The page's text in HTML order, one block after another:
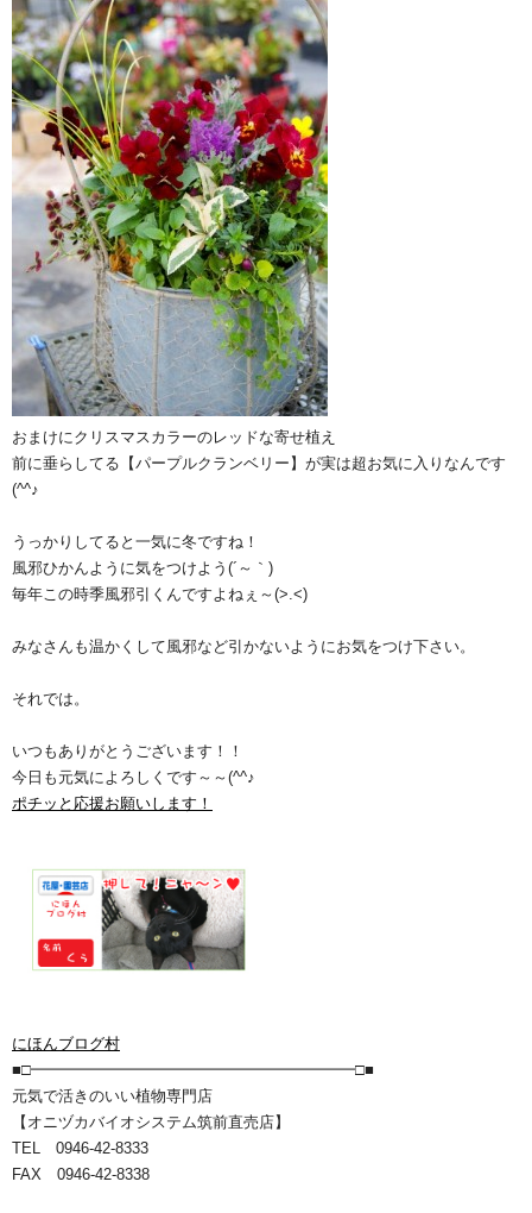
おまけにクリスマスカラーのレッドな寄せ植え
前に垂らしてる【パープルクランベリー】が実は超お気に入りなんです
(^^♪
うっかりしてると一気に冬ですね！
風邪ひかんように気をつけよう(´～｀)
毎年この時季風邪引くんですよねぇ～(>.<)
みなさんも温かくして風邪など引かないようにお気をつけ下さい。
それでは。
いつもありがとうございます！！
今日も元気によろしくです～～(^^♪
ポチッと応援お願いします！
にほんブログ村
■□━━━━━━━━━━━━━━━━━━━━━□■
元気で活きのいい植物専門店
【オニヅカバイオシステム筑前直売店】
TEL 0946-42-8333
FAX 0946-42-8338